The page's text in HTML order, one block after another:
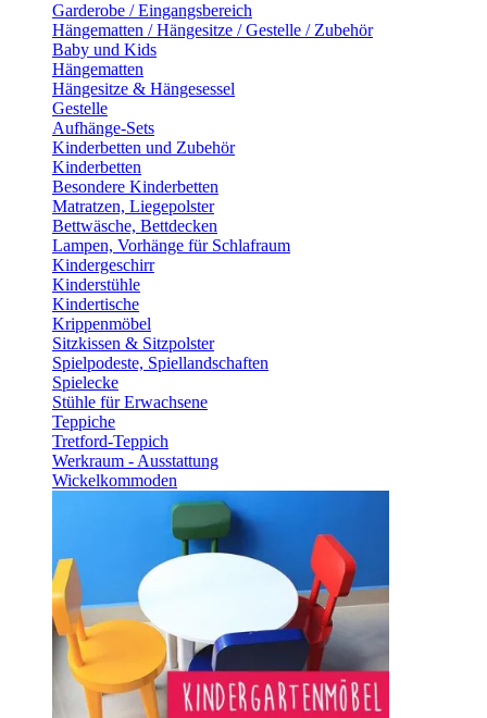
Garderobe / Eingangsbereich
Hängematten / Hängesitze / Gestelle / Zubehör
Baby und Kids
Hängematten
Hängesitze & Hängesessel
Gestelle
Aufhänge-Sets
Kinderbetten und Zubehör
Kinderbetten
Besondere Kinderbetten
Matratzen, Liegepolster
Bettwäsche, Bettdecken
Lampen, Vorhänge für Schlafraum
Kindergeschirr
Kinderstühle
Kindertische
Krippenmöbel
Sitzkissen & Sitzpolster
Spielpodeste, Spiellandschaften
Spielecke
Stühle für Erwachsene
Teppiche
Tretford-Teppich
Werkraum - Ausstattung
Wickelkommoden